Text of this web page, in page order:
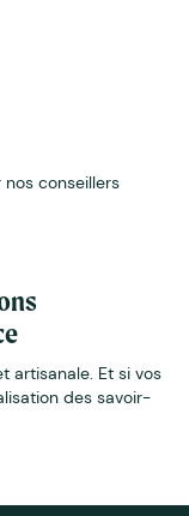
conseillers
artisanale. Et si vos
des savoir-